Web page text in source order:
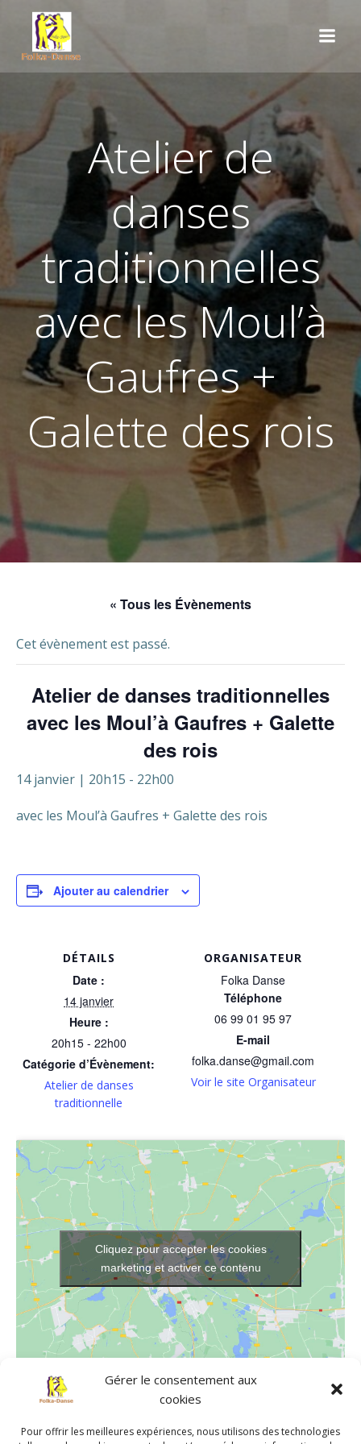
Gérer le consentement aux
cookies
Pour offrir les meilleures expériences, nous utilisons des technologies
Atelier de
danses
traditionnelles
avec les Moul’à
Gaufres +
Galette des rois
« Tous les Évènements
Cet évènement est passé.
Atelier de danses traditionnelles
avec les Moul’à Gaufres + Galette
des rois
14 janvier | 20h15 - 22h00
avec les Moul’à Gaufres + Galette des rois
Ajouter au calendrier
DÉTAILS
Date :
14 janvier
Heure :
20h15 - 22h00
Catégorie d’Évènement:
Atelier de danses
traditionnelle
ORGANISATEUR
Folka Danse
Téléphone
06 99 01 95 97
E-mail
folka.danse@gmail.com
Voir le site Organisateur
LIEU
Salle de danse de Chavagnes-en-Paillers
Cliquez pour accepter les cookies
marketing et activer ce contenu